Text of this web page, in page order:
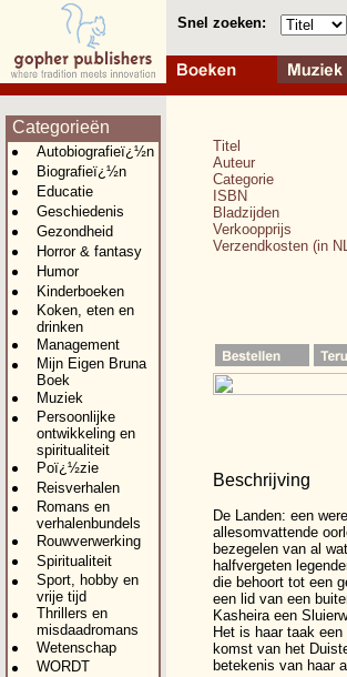
Snel zoeken:
Categorieën
Autobiografieï¿½n
Biografieï¿½n
Educatie
Geschiedenis
Gezondheid
Horror & fantasy
Humor
Kinderboeken
Koken, eten en
drinken
Management
Mijn Eigen Bruna
Boek
Muziek
Persoonlijke
ontwikkeling en
spiritualiteit
Poï¿½zie
Reisverhalen
Romans en
verhalenbundels
Rouwverwerking
Spiritualiteit
Sport, hobby en
vrije tijd
Thrillers en
misdaadromans
Wetenschap
WORDT
Titel
Auteur
Categorie
ISBN
Bladzijden
Verkoopprijs
Verzendkosten (in
Beschrijving
De Landen: een
allesomvattende
bezegelen van al
halfvergeten
die behoort tot een
een lid van een
Kasheira een
Het is haar taak
komst van het
betekenis van haar